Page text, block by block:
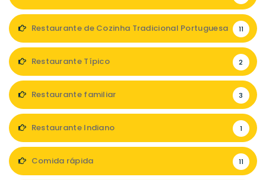
Restaurante de Cozinha Tradicional Portuguesa 11
Restaurante Típico 2
Restaurante familiar 3
Restaurante Indiano 1
Comida rápida 11